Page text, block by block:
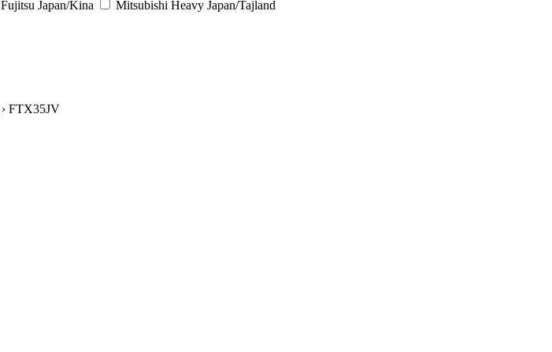
Fujitsu Japan/Kina Mitsubishi Heavy Japan/Tajland
› FTX35JV